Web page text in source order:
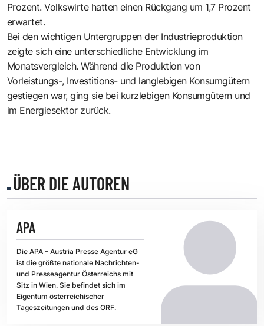
Prozent. Volkswirte hatten einen Rückgang um 1,7 Prozent
erwartet.
Bei den wichtigen Untergruppen der Industrieproduktion
zeigte sich eine unterschiedliche Entwicklung im
Monatsvergleich. Während die Produktion von
Vorleistungs-, Investitions- und langlebigen Konsumgütern
gestiegen war, ging sie bei kurzlebigen Konsumgütern und
im Energiesektor zurück.
ÜBER DIE AUTOREN
APA
Die APA – Austria Presse Agentur eG
ist die größte nationale Nachrichten-
und Presseagentur Österreichs mit
Sitz in Wien. Sie befindet sich im
Eigentum österreichischer
Tageszeitungen und des ORF.